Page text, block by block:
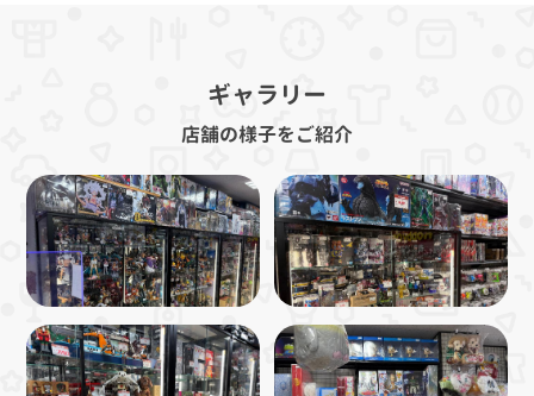
ギャラリー
店舗の様子をご紹介